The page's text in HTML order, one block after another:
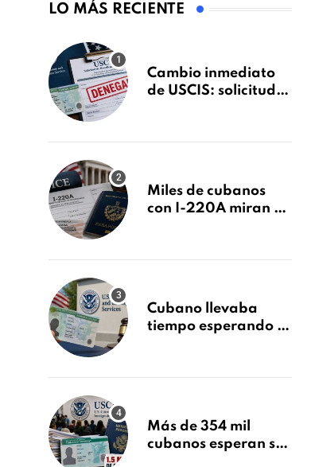
LO MÁS RECIENTE
Cambio inmediato
de USCIS: solicitudes
sin previo aviso
Miles de cubanos
con I-220A miran al
decidirse en una
Cubano llevaba
tiempo esperando su
tras Writ of
Más de 354 mil
cubanos esperan su